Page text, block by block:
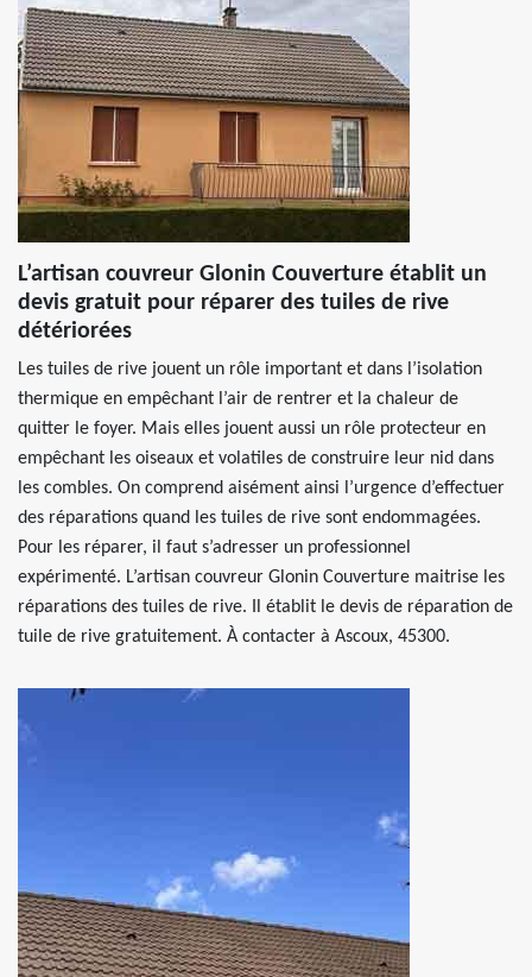
L’artisan couvreur Glonin Couverture établit un
devis gratuit pour réparer des tuiles de rive
détériorées
Les tuiles de rive jouent un rôle important et dans l’isolation
thermique en empêchant l’air de rentrer et la chaleur de
quitter le foyer. Mais elles jouent aussi un rôle protecteur en
empêchant les oiseaux et volatiles de construire leur nid dans
les combles. On comprend aisément ainsi l’urgence d’effectuer
des réparations quand les tuiles de rive sont endommagées.
Pour les réparer, il faut s’adresser un professionnel
expérimenté. L’artisan couvreur Glonin Couverture maitrise les
réparations des tuiles de rive. Il établit le devis de réparation de
tuile de rive gratuitement. À contacter à Ascoux, 45300.